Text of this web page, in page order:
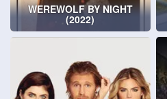
WEREWOLF BY NIGHT
(2022)